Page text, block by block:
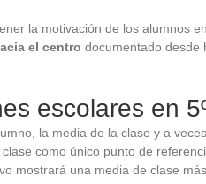
la motivación de los alumnos en
el centro documentado desde
escolares en
la media de la clase y a
como único punto de
mostrará una media de clase